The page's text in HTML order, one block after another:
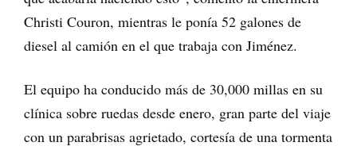
Christi Couron, mientras le ponía 52 galones de
diesel al camión en el que trabaja con Jiménez.
El equipo ha conducido más de 30,000 millas en su
clínica sobre ruedas desde enero, gran parte del viaje
con un parabrisas agrietado, cortesía de una tormenta